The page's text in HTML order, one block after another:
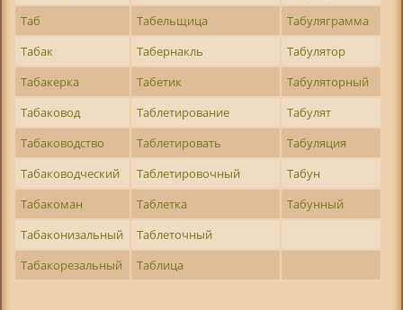
Таб
Табельщица
Табуляграмма
Табак
Табернакль
Табулятор
Табакерка
Табетик
Табуляторный
Табаковод
Таблетирование
Табулят
Табаководство
Таблетировать
Табуляция
Табаководческий
Таблетировочный
Табун
Табакоман
Таблетка
Табунный
Табаконизальный
Таблеточный
Табакорезальный
Таблица